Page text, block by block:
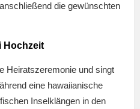
die gewünschten
Hochzeit
Heiratszeremonie und singt
eine hawaiianische
Inselklängen in den